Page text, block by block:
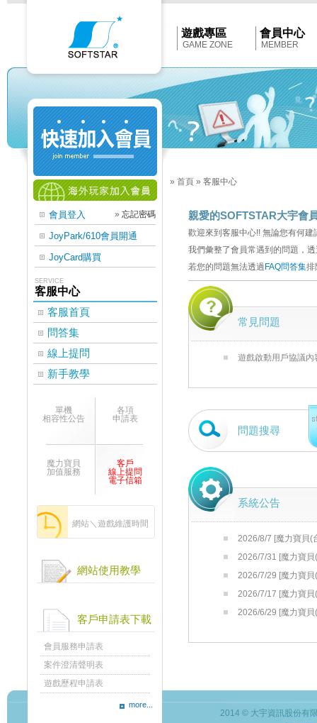
Softstar
遊戲專區
GAME ZONE
會員中心
MEMBER
會員登入 » 忘記密碼
JoyPark/610會員開通
JoyCard購買
SERVICE
客服中心
客服首頁
問答集
線上提問
新手教學
單機
相容性公告
各項
申請表
魔力寶貝
加值服務
客戶
線上提問
電子信箱
網站＼遊戲維護時間
網站使用教學
客戶申請表下載
會員服務申請表
案件澄清聲明表
遊戲歷程申請表
more...
» 首頁 » 客服中心
親愛的SOFTSTAR大宇會
歡迎來到客服中心!! 無論您有何
我們彙整了會員常遇到的問題，
若您的問題無法透過 FAQ問答集排
常見問題
遊戲啟動用戶協議內
問題搜尋
系統公告
2026/8/7 [魔力寶貝(
維護公告
2026/7/31 [魔力寶
季送
2026/7/29 [魔力寶
LV10 限量發送中
2026/7/17 [魔力寶
新維護公告
2026/6/29 [魔力寶
2014 © 大宇資訊股份有